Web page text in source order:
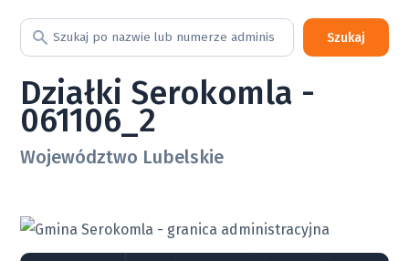
Szukaj
Działki Serokomla -
061106_2
Województwo Lubelskie